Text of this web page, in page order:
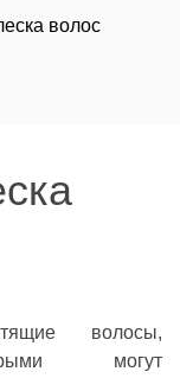
волос
волосы,
могут